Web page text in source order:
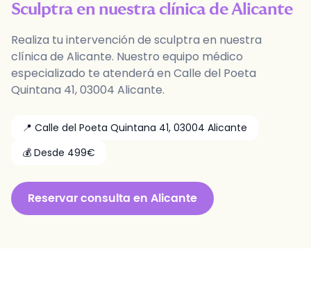
Sculptraen nuestra clínica deAlicante
Realiza tu intervención de sculptra en nuestra
clínica de Alicante. Nuestro equipo médico
especializado te atenderá en Calle del Poeta
Quintana 41,03004 Alicante.
📍 Calle del Poeta Quintana 41, 03004 Alicante
💰 Desde 499€
Reservar consulta en Alicante